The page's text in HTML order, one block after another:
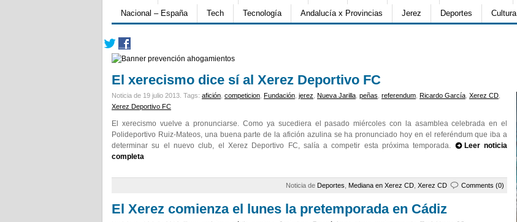
Nacional – España
Tech Tecnología Andalucía x Provincias Jerez Deportes Cultura
El xerecismo dice sí al Xerez Deportivo FC
Noticia de 19 julio 2013. Tags: afición competicion Fundación jerez Nueva Jarilla peñas referendum Ricardo García Xerez CD
Xerez Deportivo FC
El xerecismo vuelve a pronunciarse. Como ya sucediera el pasado miércoles con la asamblea celebrada en el
Polideportivo Ruiz-Mateos, una buena parte de la afición azulina se ha pronunciado hoy en el referéndum que iba a
determinar su el nuevo club, el Xerez Deportivo FC, salía a competir esta próxima temporada.
Leer noticia
completa
Noticia de Deportes Mediana en Xerez CD Xerez CD Comments (0)
El Xerez comienza el lunes la pretemporada en Cádiz